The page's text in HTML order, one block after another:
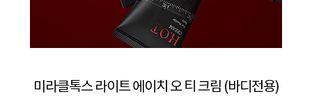
미라클톡스 라이트 에이치 오 티 크림 (바디전용)